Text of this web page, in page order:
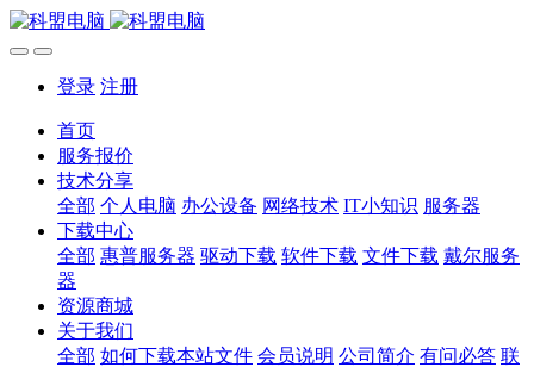
登录 注册
首页
服务报价
技术分享
全部 个人电脑 办公设备 网络技术 IT小知识 服务器
下载中心
全部 惠普服务器 驱动下载 软件下载 文件下载 戴尔服务
器
资源商城
关于我们
全部 如何下载本站文件 会员说明 公司简介 有问必答 联